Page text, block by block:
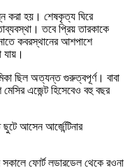
করা হয়। শেষকৃত্য ঘিরে
তবে প্রিয় তারকাকে
কবরস্থানের আশপাশে
যায়।
ছিল অত্যন্ত গুরুত্বপূর্ণ। বাবা
মেসির এজেন্ট হিসেবেও বহু বছর
ছুটে আসেন আর্জেন্টিনার
সকালে ফোর্ট লডারডেল থেকে রওনা